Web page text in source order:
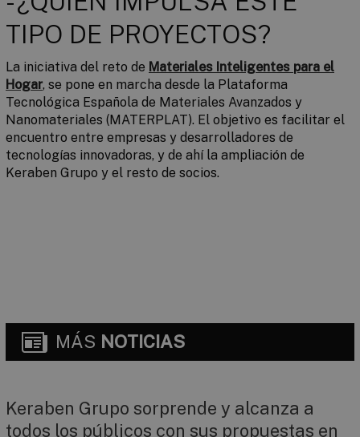
TIPO DE PROYECTOS?
La iniciativa del reto de Materiales Inteligentes para el
Hogar, se pone en marcha desde la Plataforma
Tecnológica Española de Materiales Avanzados y
Nanomateriales (MATERPLAT). El objetivo es facilitar el
encuentro entre empresas y desarrolladores de
tecnologías innovadoras, y de ahí la ampliación de
Keraben Grupo y el resto de socios.
MÁS NOTICIAS
Keraben Grupo sorprende y alcanza a
todos los públicos con sus propuestas en